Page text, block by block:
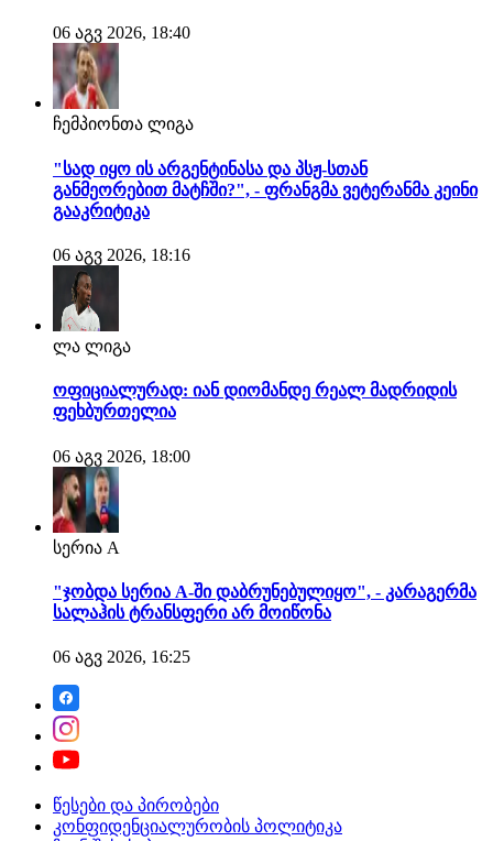
06 აგვ 2026, 18:40
ჩემპიონთა ლიგა
"სად იყო ის არგენტინასა და პსჟ-სთან
განმეორებით მატჩში?", - ფრანგმა ვეტერანმა კეინი
გააკრიტიკა
06 აგვ 2026, 18:16
ლა ლიგა
ოფიციალურად: იან დიომანდე რეალ მადრიდის
ფეხბურთელია
06 აგვ 2026, 18:00
სერია A
"ჯობდა სერია A-ში დაბრუნებულიყო", - კარაგერმა
სალაჰის ტრანსფერი არ მოიწონა
06 აგვ 2026, 16:25
წესები და პირობები
კონფიდენციალურობის პოლიტიკა